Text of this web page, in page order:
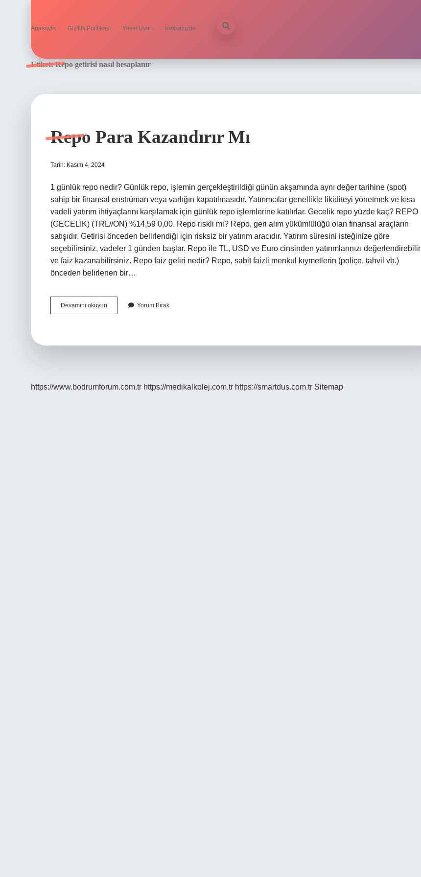
Anasayfa Gizlilik Politikası Yasal Uyarı Hakkımızda
Etiket:Repo getirisi nasıl hesaplanır
Repo Para Kazandırır Mı
Tarih: Kasım 4, 2024
1 günlük repo nedir? Günlük repo, işlemin gerçekleştirildiği günün akşamında aynı değer tarihine (spot)
sahip bir finansal enstrüman veya varlığın kapatılmasıdır. Yatırımcılar genellikle likiditeyi yönetmek ve kısa
vadeli yatırım ihtiyaçlarını karşılamak için günlük repo işlemlerine katılırlar. Gecelik repo yüzde kaç? REPO
(GECELİK) (TRL//ON) %14,59 0,00. Repo riskli mi? Repo, geri alım yükümlülüğü olan finansal araçların
satışıdır. Getirisi önceden belirlendiği için risksiz bir yatırım aracıdır. Yatırım süresini isteğinize göre
seçebilirsiniz, vadeler 1 günden başlar. Repo ile TL, USD ve Euro cinsinden yatırımlarınızı değerlendirebilir
ve faiz kazanabilirsiniz. Repo faiz geliri nedir? Repo, sabit faizli menkul kıymetlerin (poliçe, tahvil vb.)
önceden belirlenen bir…
Devamını okuyun
Para
Yorum Bırak
https://www.bodrumforum.com.tr https://medikalkolej.com.tr https://smartdus.com.tr Sitemap